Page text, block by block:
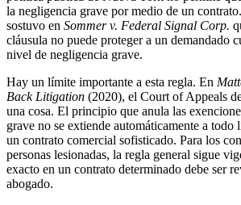
la negligencia grave por medio de un
sostuvo en Sommer v. Federal Signal Corp.
cláusula no puede proteger a un demandado
nivel de negligencia grave.
Hay un límite importante a esta regla. En
Back Litigation (2020), el Court of Appeals
una cosa. El principio que anula las
grave no se extiende automáticamente a todo
un contrato comercial sofisticado. Para los
personas lesionadas, la regla general sigue
exacto en un contrato determinado debe ser
abogado.